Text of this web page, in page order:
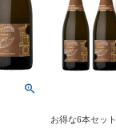
お得な6本セット